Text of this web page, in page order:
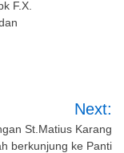
F.X.
Next:
St.Matius Karang
berkunjung ke Panti